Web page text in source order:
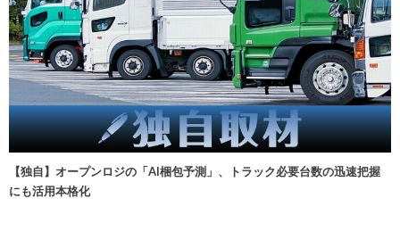
【独自】オープンロジの「AI梱包予測」、トラック必要台数の迅速把握
にも活用本格化